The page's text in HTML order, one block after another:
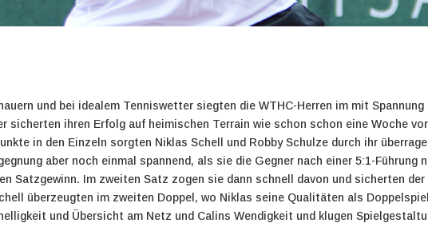
und bei idealem Tenniswetter siegten die WTHC-Herren im mit
sicherten ihren Erfolg auf heimischen Terrain wie schon schon eine Woche
in den Einzeln sorgten Niklas Schell und Robby Schulze durch ihr
aber noch einmal spannend, als sie die Gegner nach einer 5:1-Führung
Satzgewinn. Im zweiten Satz zogen sie dann schnell davon und sicherten
überzeugten im zweiten Doppel, wo Niklas seine Qualitäten als
und Übersicht am Netz und Calins Wendigkeit und klugen